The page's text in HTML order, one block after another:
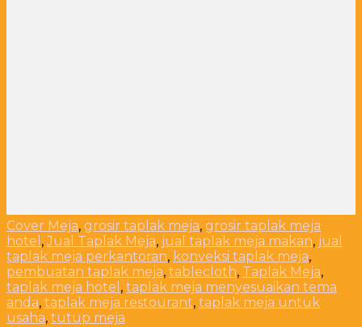
Cover Meja, grosir taplak meja, grosir taplak meja
hotel ,Jual Taplak Meja, jual taplak meja makan, jual
taplak meja perkantoran, konveksi taplak meja,
pembuatan taplak meja, tablecloth, Taplak Meja,
taplak meja hotel , taplak meja menyesuaikan tema
anda, taplak meja restourant, taplak meja untuk
usaha, tutup meja